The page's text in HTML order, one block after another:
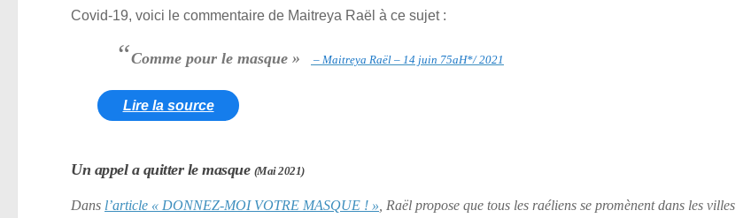
Covid-19, voici le commentaire de Maitreya Raël à ce sujet :
“Comme pour le masque » – Maitreya Raël – 14 juin 75aH*/ 2021
Lire la source
Un appel a quitter le masque (Mai 2021)
Dans l’article « DONNEZ-MOI VOTRE MASQUE ! », Raël propose que tous les raéliens se promènent dans les villes